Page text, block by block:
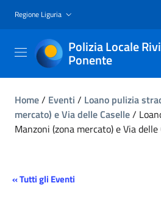
Regione Liguria
Polizia Locale
Ponente
Home/ Eventi / Loano pulizia
mercato) e Via delle Caselle/
Manzoni (zona mercato) e Via delle
« Tutti gli Eventi